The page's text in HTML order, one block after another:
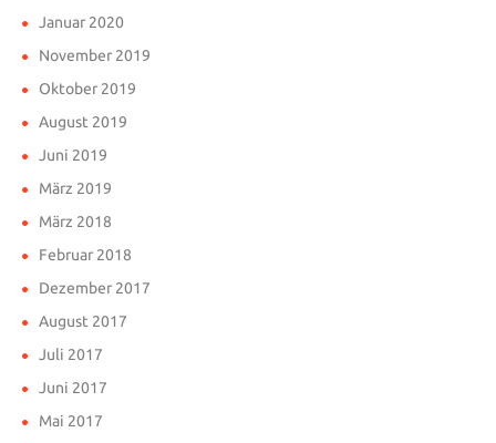
Januar 2020
November 2019
Oktober 2019
August 2019
Juni 2019
März 2019
März 2018
Februar 2018
Dezember 2017
August 2017
Juli 2017
Juni 2017
Mai 2017